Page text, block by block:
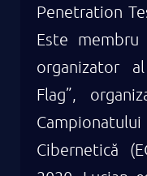
Penetration
Este
organizator
Flag”,
Cibernetică